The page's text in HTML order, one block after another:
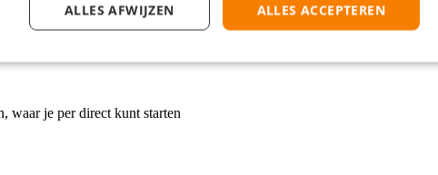
werktijden zijn afhankelijk van de afdeling waar je aan de slag
Bosch.
waar je per direct kunt starten
ALLES ACCEPTEREN
ALLES AFWIJZEN